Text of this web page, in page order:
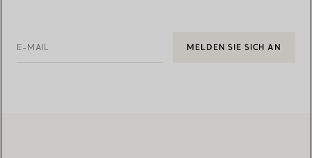
E-MAIL MELDEN SIE SICH AN